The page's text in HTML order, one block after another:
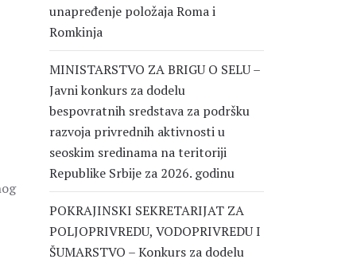
unapređenje položaja Roma i
Romkinja
MINISTARSTVO ZA BRIGU O SELU –
Javni konkurs za dodelu
bespovratnih sredstava za podršku
razvoja privrednih aktivnosti u
seoskim sredinama na teritoriji
Republike Srbije za 2026. godinu
POKRAJINSKI SEKRETARIJAT ZA
POLJOPRIVREDU, VODOPRIVREDU I
ŠUMARSTVO – Konkurs za dodelu